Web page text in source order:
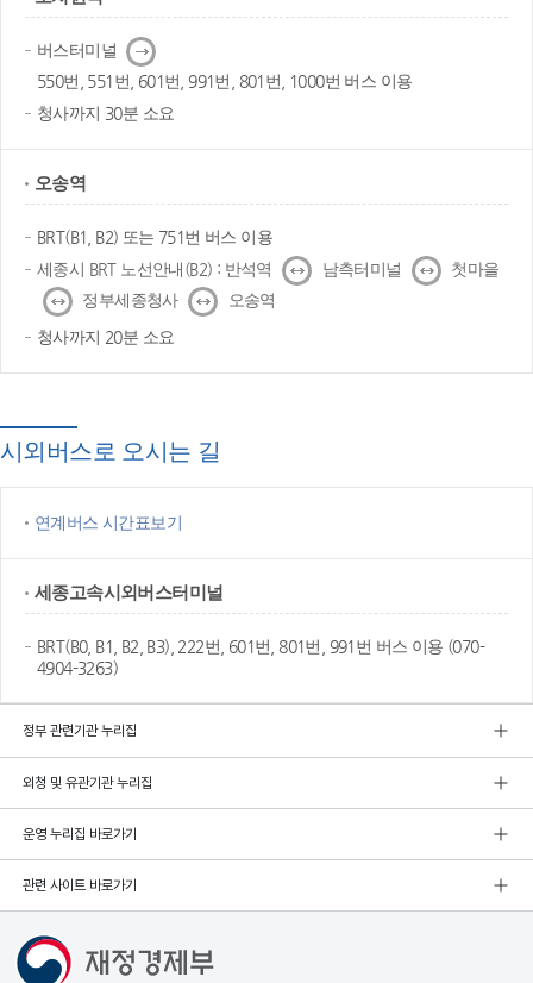
버스터미널 다
음
550번, 551번, 601번, 991번, 801번, 1000번 버스 이용
청사까지 30분 소요
오송역
BRT(B1, B2) 또는 751번 버스 이용
세종시 BRT 노선안내(B2) : 반석역
↔ 남측터미널 ↔
첫마을
↔
정부세종청사 ↔
오송역
청사까지 20분 소요
시외버스로 오시는 길
연계버스 시간표보기
세종고속시외버스터미널
BRT(B0, B1, B2, B3), 222번, 601번, 801번, 991번 버스 이용 (070-
4904-3263)
정부 관련기관 누리집
외청 및 유관기관 누리집
운영 누리집 바로가기
관련 사이트 바로가기